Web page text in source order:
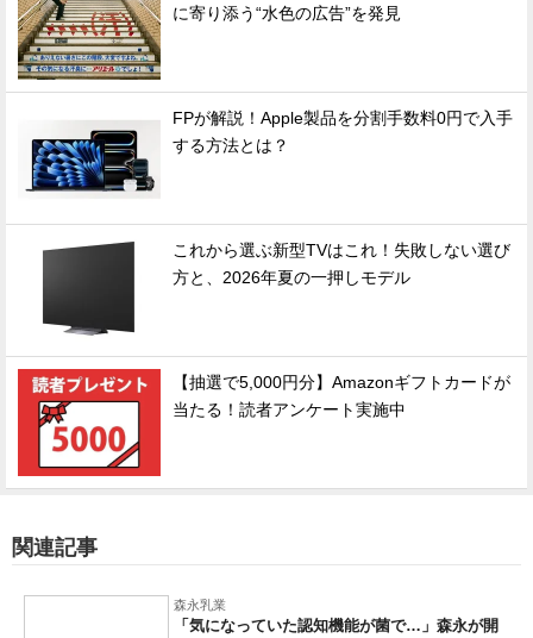
に寄り添う“水色の広告”を発見
FPが解説！Apple製品を分割手数料0円で入手
する方法とは？
これから選ぶ新型TVはこれ！失敗しない選び
方と、2026年夏の一押しモデル
【抽選で5,000円分】Amazonギフトカードが
当たる！読者アンケート実施中
関連記事
森永乳業
「気になっていた認知機能が菌で…」森永が開